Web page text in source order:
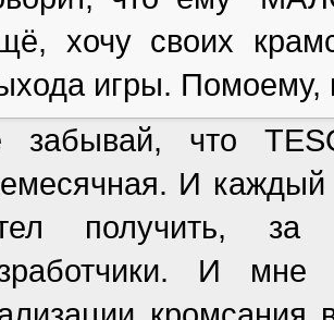
хочу своих
игры.
забывай, что
И каждый
получить, за
И